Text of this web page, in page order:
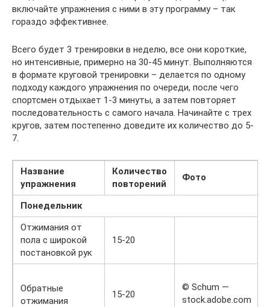
включайте упражнения с ними в эту программу – так
гораздо эффективнее.
Всего будет 3 тренировки в неделю, все они короткие,
но интенсивные, примерно на 30-45 минут. Выполняются
в формате круговой тренировки – делается по одному
подходу каждого упражнения по очереди, после чего
спортсмен отдыхает 1-3 минуты, а затем повторяет
последовательность с самого начала. Начинайте с трех
кругов, затем постепенно доведите их количество до 5-
7.
Название
упражнения
Количество
повторений
Фото
Понедельник
Отжимания от
пола с широкой
постановкой рук
15-20
Обратные
отжимания
15-20
© Schum —
stock.adobe.com